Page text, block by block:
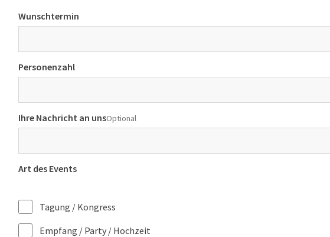
Wunschtermin
Personenzahl
Ihre Nachricht an unsOptional
Art des Events
Tagung / Kongress
Empfang / Party / Hochzeit